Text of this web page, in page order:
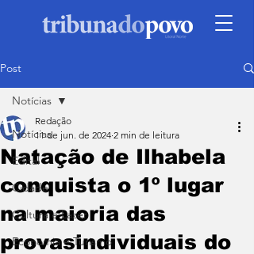
Post
Notícias
Edital
Cidade
Cultura e Lazer
Economia e Turismo
Notícias
Natação de Ilhabela
conquista o 1º lugar
na maioria das
provasindividuais do
Redação
11 de jun. de 2024 2 min de leitura